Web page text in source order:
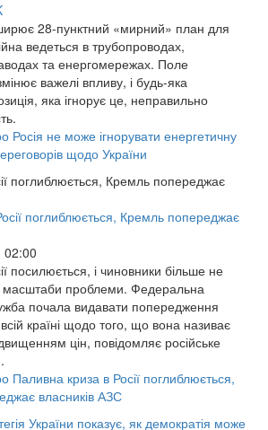
28-пунктний «мирний» план для
ведеться в трубопроводах,
та енергомережах. Поле
важелі впливу, і будь-яка
яка ігнорує це, неправильно
Росія не може ігнорувати енергетичну
щодо України
поглиблюється, Кремль попереджає
02:00
посилюється, і чиновники більше не
масштаби проблеми. Федеральна
почала видавати попередження
країні щодо того, що вона називає
цін, повідомляє російське
Паливна криза в Росії поглиблюється,
власників АЗС